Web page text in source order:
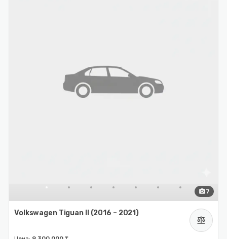
photo_camera7
Volkswagen Tiguan II (2016 – 2021)
balance